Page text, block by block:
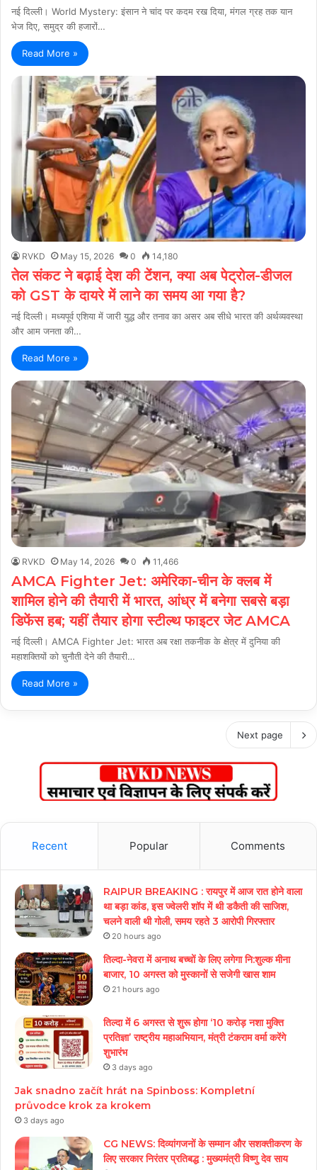
नई दिल्ली। World Mystery: इंसान ने चांद पर कदम रख दिया, मंगल ग्रह तक यान
भेज दिए, समुद्र की हजारों…
Read More »
RVKD May 15, 2026 0 14,180
तेल संकट ने बढ़ाई देश की टेंशन, क्या अब पेट्रोल-डीजल
को GST के दायरे में लाने का समय आ गया है?
नई दिल्ली। मध्यपूर्व एशिया में जारी युद्ध और तनाव का असर अब सीधे भारत की अर्थव्यवस्था
और आम जनता की…
Read More »
RVKD May 14, 2026 0 11,466
AMCA Fighter Jet: अमेरिका-चीन के क्लब में
शामिल होने की तैयारी में भारत, आंध्र में बनेगा सबसे बड़ा
डिफेंस हब; यहीं तैयार होगा स्टील्थ फाइटर जेट AMCA
नई दिल्ली। AMCA Fighter Jet: भारत अब रक्षा तकनीक के क्षेत्र में दुनिया की
महाशक्तियों को चुनौती देने की तैयारी…
Read More »
Next page
Recent Popular Comments
RAIPUR BREAKING : रायपुर में आज रात होने वाला
था बड़ा कांड, इस ज्वेलरी शॉप में थी डकैती की साजिश,
चलने वाली थी गोली, समय रहते 3 आरोपी गिरफ्तार
20 hours ago
तिल्दा-नेवरा में अनाथ बच्चों के लिए लगेगा नि:शुल्क मीना
बाजार, 10 अगस्त को मुस्कानों से सजेगी खास शाम
21 hours ago
तिल्दा में 6 अगस्त से शुरू होगा ‘10 करोड़ नशा मुक्ति
प्रतिज्ञा’ राष्ट्रीय महाअभियान, मंत्री टंकराम वर्मा करेंगे
शुभारंभ
3 days ago
Jak snadno začít hrát na Spinboss: Kompletní
průvodce krok za krokem
3 days ago
CG NEWS: दिव्यांगजनों के सम्मान और सशक्तीकरण के
लिए सरकार निरंतर प्रतिबद्ध : मुख्यमंत्री विष्णु देव साय